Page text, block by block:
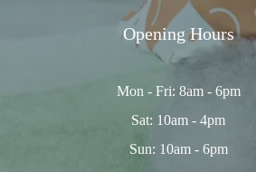
Opening Hours
Mon - Fri: 8am - 6pm
Sat: 10am - 4pm
Sun: 10am - 6pm